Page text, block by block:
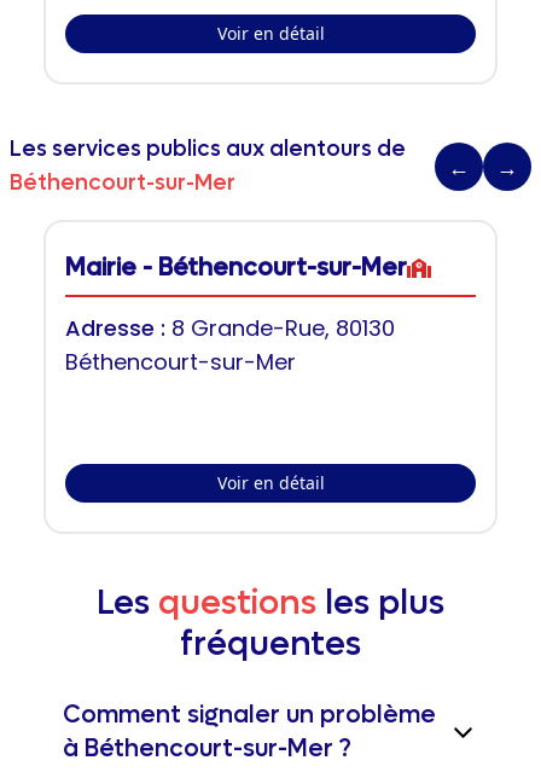
Voir en détail
Les services publics aux alentours de
Béthencourt-sur-Mer
← →
Mairie - Béthencourt-sur-Mer
Adresse : 8 Grande-Rue, 80130
Béthencourt-sur-Mer
Voir en détail
Les questions les plus
fréquentes
Comment signaler un problème
à Béthencourt-sur-Mer ?